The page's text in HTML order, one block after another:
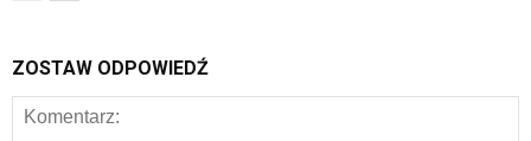
ZOSTAW ODPOWIEDŹ